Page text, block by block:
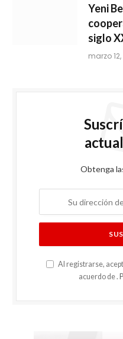
Yeni
siglo
marzo
Obtenga
Al registrarse,
acuerdo de .